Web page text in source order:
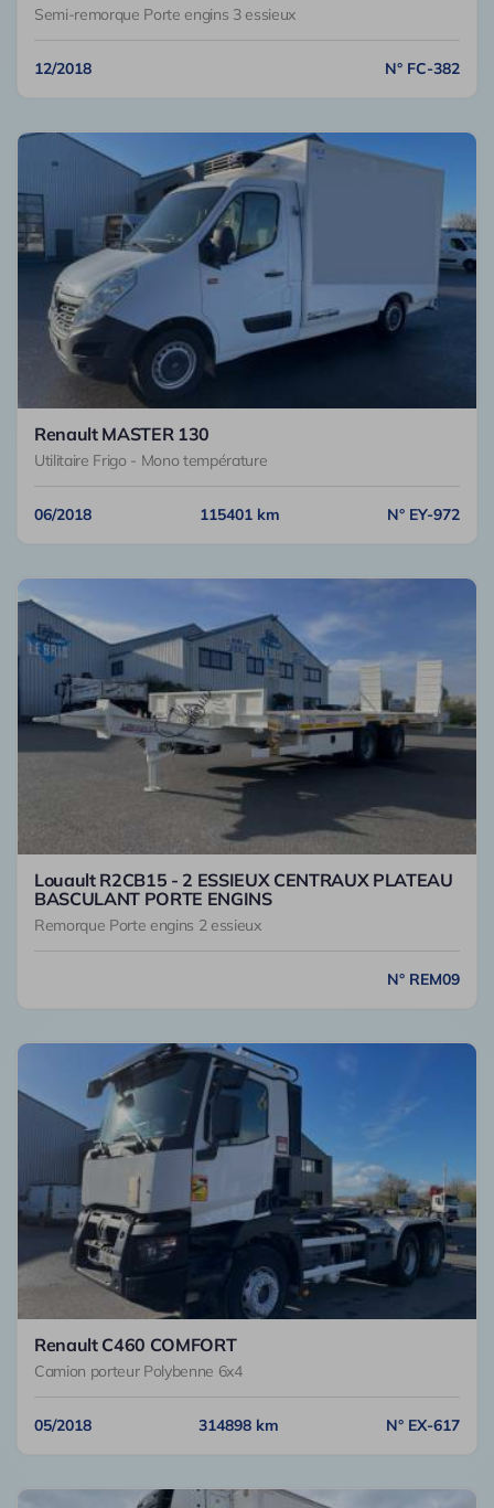
Semi-remorque Porte engins 3 essieux
12/2018 N° FC-382
Renault MASTER 130
Utilitaire Frigo - Mono température
06/2018 115401 km N° EY-972
Louault R2CB15 - 2 ESSIEUX CENTRAUX PLATEAU
BASCULANT PORTE ENGINS
Remorque Porte engins 2 essieux
N° REM09
Renault C460 COMFORT
Camion porteur Polybenne 6x4
05/2018 314898 km N° EX-617